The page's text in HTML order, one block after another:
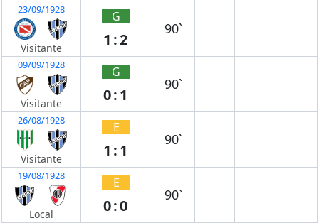
23/09/1928
Visitante
G
1:2
90`
09/09/1928
Visitante
G
0:1
90`
26/08/1928
Visitante
E
1:1
90`
19/08/1928
Local
E
0:0
90`